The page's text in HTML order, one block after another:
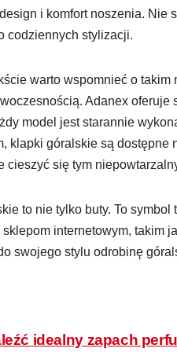
i komfort noszenia. Nie
codziennych stylizacji.
warto wspomnieć o takim
Adanex
model jest starannie
klapki góralskie są dostępne
cieszyć się tym
to nie tylko buty. To
internetowym, takim
swojego stylu odrobinę
idealny zapach